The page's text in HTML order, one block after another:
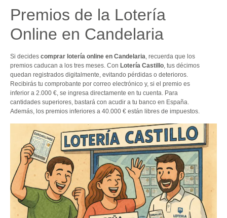
Premios de la Lotería
Online en Candelaria
Si decides comprar lotería online en Candelaria, recuerda que los
premios caducan a los tres meses. Con Lotería Castillo, tus décimos
quedan registrados digitalmente, evitando pérdidas o deterioros.
Recibirás tu comprobante por correo electrónico y, si el premio es
inferior a 2.000 €, se ingresa directamente en tu cuenta. Para
cantidades superiores, bastará con acudir a tu banco en España.
Además, los premios inferiores a 40.000 € están libres de impuestos.